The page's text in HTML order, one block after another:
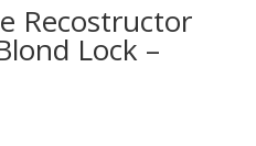
Recostructor
Lock –